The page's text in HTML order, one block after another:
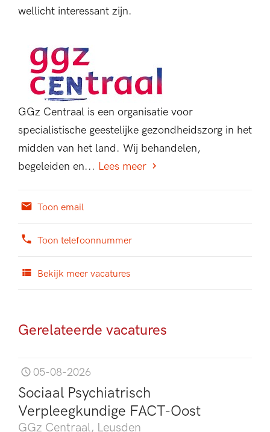
wellicht interessant zijn.
GGz Centraal is een organisatie voor
specialistische geestelijke gezondheidszorg in het
midden van het land. Wij behandelen,
begeleiden en... Lees meer
Toon email
Toon telefoonnummer
Bekijk meer vacatures
Gerelateerde vacatures
05-08-2026
Sociaal Psychiatrisch
Verpleegkundige FACT-Oost
GGz Centraal, Leusden